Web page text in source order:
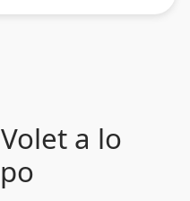
a lo